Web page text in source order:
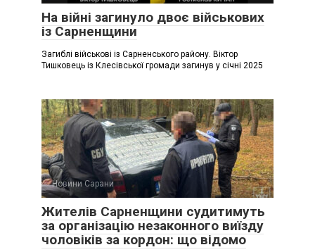
На війні загинуло двоє військових
із Сарненщини
Загиблі військові із Сарненського району. Віктор
Тишковець із Клесівської громади загинув у січні 2025
Новини Сарани
Жителів Сарненщини судитимуть
за організацію незаконного виїзду
чоловіків за кордон: що відомо